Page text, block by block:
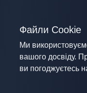
Файли Cookie
Ми
вашого досвіду.
ви погоджуєтесь